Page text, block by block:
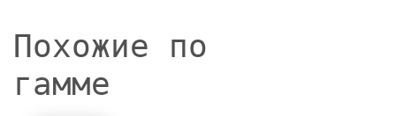
Похожие по
гамме